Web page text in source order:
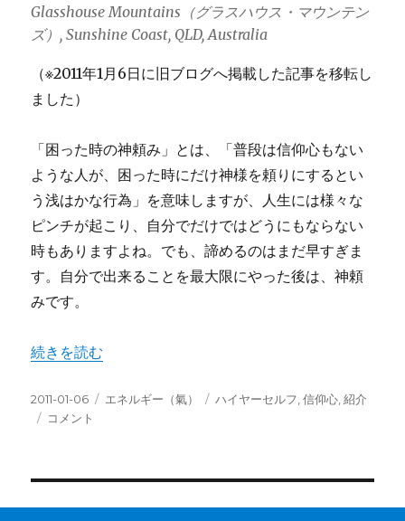
Glasshouse Mountains（グラスハウス・マウンテン
ズ）, Sunshine Coast, QLD, Australia
（※2011年1月6日に旧ブログへ掲載した記事を移転し
ました）
「困った時の神頼み」とは、「普段は信仰心もない
ような人が、困った時にだけ神様を頼りにするとい
う浅はかな行為」を意味しますが、人生には様々な
ピンチが起こり、自分でだけではどうにもならない
時もありますよね。でも、諦めるのはまだ早すぎま
す。自分で出来ることを最大限にやった後は、神頼
みです。
“Info：困った時の神頼み” の
続きを読む
投
稿
2011-01-06
カ
エネルギー（氣）
タ
ハイヤーセルフ ,信仰心 ,紹介
Info：
の
コメント